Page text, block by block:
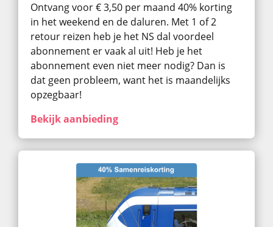
Ontvang voor € 3,50 per maand 40% korting
in het weekend en de daluren. Met 1 of 2
retour reizen heb je het NS dal voordeel
abonnement er vaak al uit! Heb je het
abonnement even niet meer nodig? Dan is
dat geen probleem, want het is maandelijks
opzegbaar!
Bekijk aanbieding